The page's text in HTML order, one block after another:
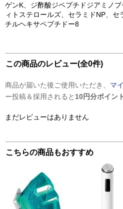
ゲンK、ジ酢酸ジペプチドジアミノ
ィトステロールズ、セラミドNP、
チルヘキサペプチドー8
この商品のレビュー(全0件)
商品が届いた後ご使用いただき、 マ
ー投稿＆採用されると 10円分ポイント
まだレビューはありません
こちらの商品もおすすめ